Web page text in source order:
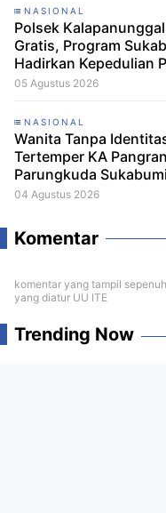
NASIONAL
Polsek
Gratis, Program
Hadirkan Kepedulian
05 Agustus 2026
NASIONAL
Wanita Tanpa
Tertemper KA
Parungkuda Sukabumi
04 Agustus 2026
Komentar
komentar yang tampil
yang diatur UU ITE
Trending Now